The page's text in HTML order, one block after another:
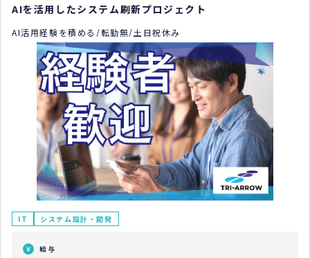
AIを活用したシステム刷新プロジェクト
AI活用経験を積める/転勤無/土日祝休み
IT システム設計・開発
給与